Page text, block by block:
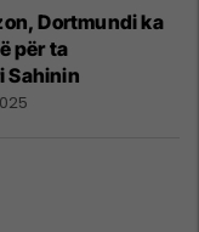
Dortmundi ka
për ta
Sahinin